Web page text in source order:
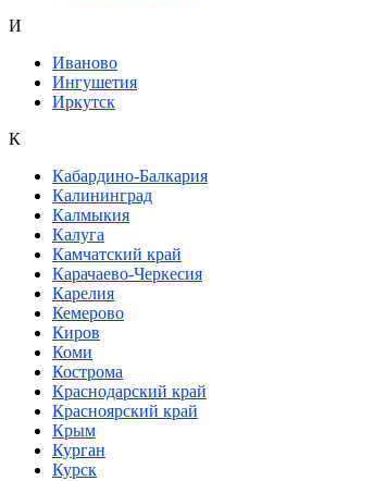
И
Иваново
Ингушетия
Иркутск
К
Кабардино-Балкария
Калининград
Калмыкия
Калуга
Камчатский край
Карачаево-Черкесия
Карелия
Кемерово
Киров
Коми
Кострома
Краснодарский край
Красноярский край
Крым
Курган
Курск